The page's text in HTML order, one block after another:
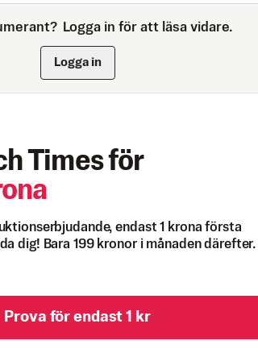
Logga in för att läsa vidare.
Logga in
Times för
endast 1 krona första
dig! Bara 199 kronor i månaden därefter.
Prova för endast 1 kr